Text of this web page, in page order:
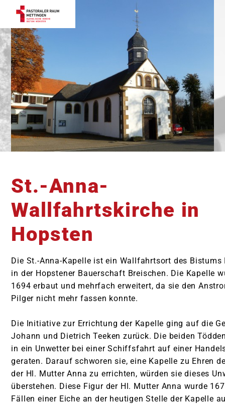
Pfarrkirche St. Agatha Mettingen
Kapelle im St. Elisabeth Hospital
Pfarrkirche St. Georg Hopsten
Pfarrkirche St. Peter und Paul Halverde
Pfarrkirche St. Dionysius Recke
Kirche St. Philippus und Jacobus Steinbeck
Pfarrkirche St. Margaretha Westerkappeln
Kirche St. Hedwig Lotte
Kirche St. Franziskus Wersen
St.-Anna-
Wallfahrtskirche in
Hopsten
Die St.-Anna-Kapelle ist ein Wallfahrtsort des Bistums
in der Hopstener Bauerschaft Breischen. Die Kapelle
1694 erbaut und mehrfach erweitert, da sie den
Pilger nicht mehr fassen konnte.
Die Initiative zur Errichtung der Kapelle ging auf die
Johann und Dietrich Teeken zurück. Die beiden
in ein Unwetter bei einer Schiffsfahrt auf einer
geraten. Darauf schworen sie, eine Kapelle zu Ehren
der Hl. Mutter Anna zu errichten, würden sie dieses
überstehen. Diese Figur der Hl. Mutter Anna wurde
Fällen einer Eiche an der heutigen Stelle der Kapelle